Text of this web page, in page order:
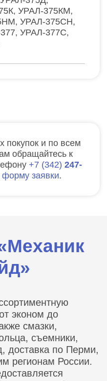
УРАЛ-375КМ,
УРАЛ-375СН,
УРАЛ-377С,
покупок и по всем
обращайтесь к
7 342 247-
форму заявки.
эконом до
смазки,
съемники,
доставка по Перми,
регионам России.